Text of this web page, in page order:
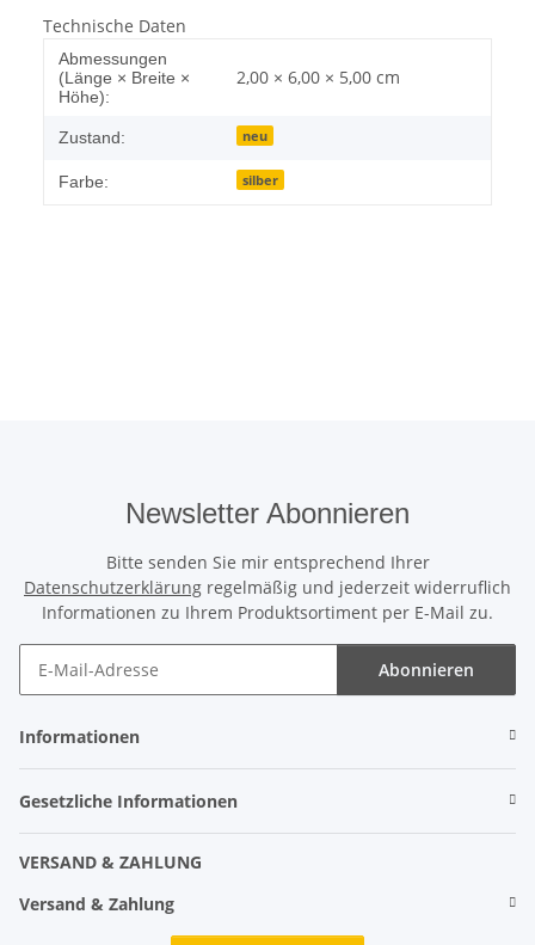
Technische Daten
Abmessungen
(Länge × Breite ×
Höhe):
2,00 × 6,00 × 5,00 cm
Zustand: neu
Farbe: silber
Newsletter Abonnieren
Bitte senden Sie mir entsprechend Ihrer
Datenschutzerklärung regelmäßig und jederzeit widerruflich
Informationen zu Ihrem Produktsortiment per E-Mail zu.
Abonnieren
Informationen
Gesetzliche Informationen
VERSAND & ZAHLUNG
Versand & Zahlung